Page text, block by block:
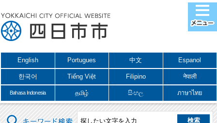
English Portugues 中文 Espanol
한국어 Tiếng Việt Filipino नेपाली
Bahasa Indonesia தமிழ் සිංහල ภาษาไทย
キーワード検索